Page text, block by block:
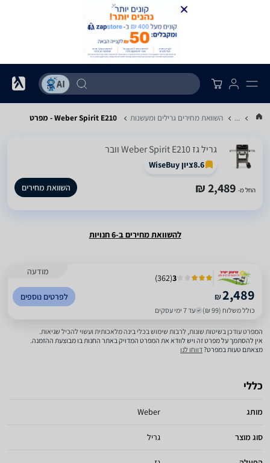
... השוואת מחירים גרילים ומעשנות Weber Spirit E210 - מפרט
‏גריל ‏גז Weber Spirit E210 וובר
8.6ציון WiseBuy
החל מ- 2,489 ₪ השוואת מחירים
להשוואת מחירים ב-6 חנויות
מודעה
3
(
362
)
₪2,489
כולל משלוח (99 ₪) עד 7 ימי עסקים
לפרטים נוספים
המפרט עודכן בשיטות שונות, לרבות שימוש בכלי בינה מלאכותית ועשוי להכיל שגיאות.
אין להסתמך על מפרט זה ויש לוודא את המפרט המדויק באתר החנות בו מבוצעת ההזמנה.
מצאתם טעות במפרט?דווחו לנו
כללי
מותג Weber
סוג מוצר גריל